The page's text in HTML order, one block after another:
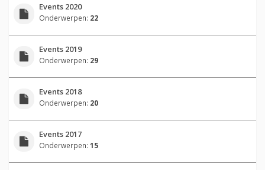
Events 2020
Onderwerpen: 22
Events 2019
Onderwerpen: 29
Events 2018
Onderwerpen: 20
Events 2017
Onderwerpen: 15